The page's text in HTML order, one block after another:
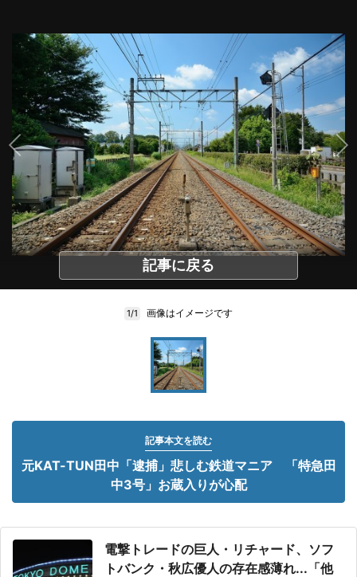
記事に戻る
1/1 画像はイメージです
記事本文を読む
元KAT-TUN田中「逮捕」悲しむ鉄道マニア 「特急田
中3号」お蔵入りが心配
電撃トレードの巨人・リチャード、ソフ
トバンク・秋広優人の存在感薄れ...「他